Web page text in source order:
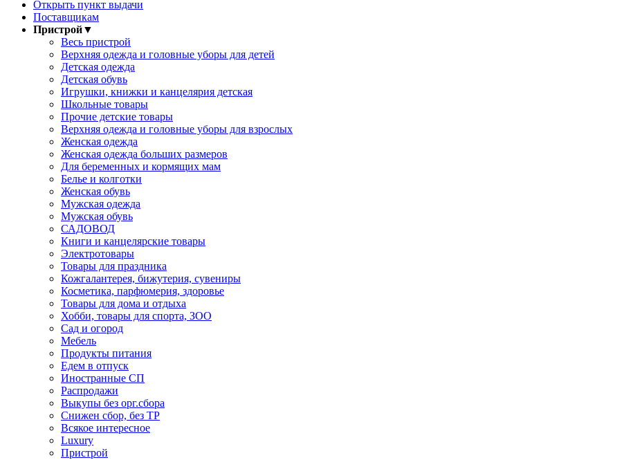
Открыть пункт выдачи
Поставщикам
Пристрой▼
Весь пристрой
Верхняя одежда и головные уборы для детей
Детская одежда
Детская обувь
Игрушки, книжки и канцелярия детская
Школьные товары
Прочие детские товары
Верхняя одежда и головные уборы для взрослых
Женская одежда
Женская одежда больших размеров
Для беременных и кормящих мам
Белье и колготки
Женская обувь
Мужская одежда
Мужская обувь
САДОВОД
Книги и канцелярские товары
Электротовары
Товары для праздника
Кожгалантерея, бижутерия, сувениры
Косметика, парфюмерия, здоровье
Товары для дома и отдыха
Хобби, товары для спорта, ЗОО
Сад и огород
Мебель
Продукты питания
Едем в отпуск
Иностранные СП
Распродажи
Выкупы без орг.сбора
Снижен сбор, без ТР
Всякое интересное
Luxury
Пристрой